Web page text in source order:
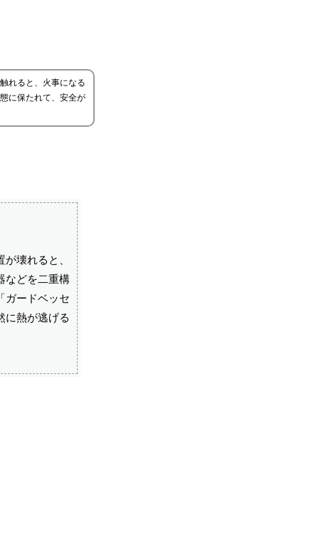
れると、火事になる
に保たれて、安全が
壊れると、
などを二重構
ガードベッセ
に熱が逃げる